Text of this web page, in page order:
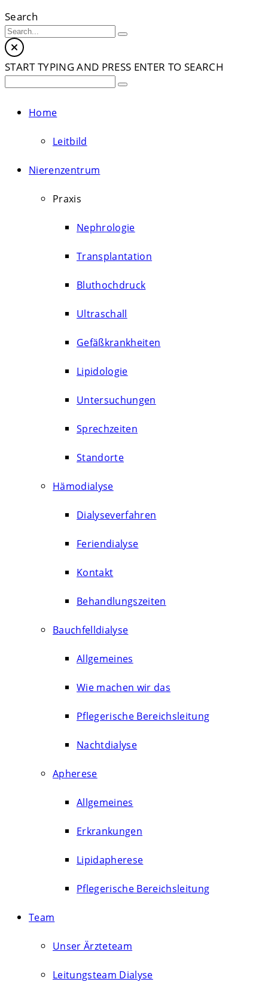
Search
START TYPING AND PRESS ENTER TO SEARCH
Home
Leitbild
Nierenzentrum
Praxis
Nephrologie
Transplantation
Bluthochdruck
Ultraschall
Gefäßkrankheiten
Lipidologie
Untersuchungen
Sprechzeiten
Standorte
Hämodialyse
Dialyseverfahren
Feriendialyse
Kontakt
Behandlungszeiten
Bauchfelldialyse
Allgemeines
Wie machen wir das
Pflegerische Bereichsleitung
Nachtdialyse
Apherese
Allgemeines
Erkrankungen
Lipidapherese
Pflegerische Bereichsleitung
Team
Unser Ärzteteam
Leitungsteam Dialyse